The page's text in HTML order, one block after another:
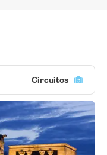
Circuitos